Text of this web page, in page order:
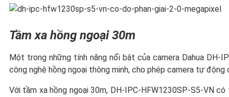
Tầm xa hồng ngoại 30m
Một trong những tính năng nổi bật của camera Dahua DH-
công nghệ hồng ngoại thông minh, cho phép camera tự
Với tầm xa hồng ngoại 30m, DH-IPC-HFW1230SP-S5-VN